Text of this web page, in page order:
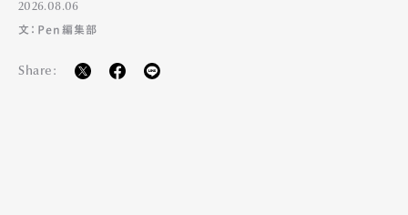
2026.08.06
文：Pen編集部
Share: